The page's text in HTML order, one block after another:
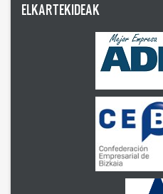
ELKARTEKIDEAK